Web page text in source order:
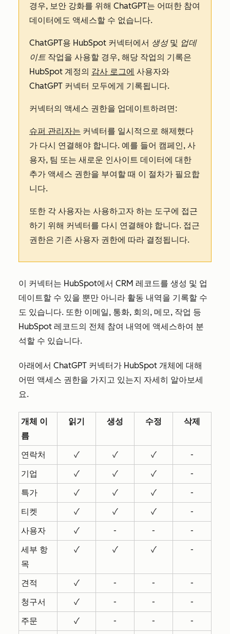
경우, 보안 강화를 위해 ChatGPT는 어떠한 참여
데이터에도 액세스할 수 없습니다.
ChatGPT용 HubSpot 커넥터에서 생성및 업데
이트 작업을 사용할 경우, 해당 작업의 기록은
HubSpot 계정의 감사 로그에 사용자와
ChatGPT 커넥터 모두에게 기록됩니다.
커넥터의 액세스 권한을 업데이트하려면:
슈퍼 관리자는 커넥터를 일시적으로 해제했다
가 다시 연결해야 합니다. 예를 들어 캠페인, 사
용자, 팀 또는 새로운 인사이트 데이터에 대한
추가 액세스 권한을 부여할 때 이 절차가 필요합
니다.
또한 각 사용자는 사용하고자 하는 도구에 접근
하기 위해 커넥터를 다시 연결해야 합니다. 접근
권한은 기존 사용자 권한에 따라 결정됩니다.
이 커넥터는 HubSpot에서 CRM 레코드를 생성 및 업
데이트할 수 있을 뿐만 아니라 활동 내역을 기록할 수
도 있습니다. 또한 이메일, 통화, 회의, 메모, 작업 등
HubSpot 레코드의 전체 참여 내역에 액세스하여 분
석할 수 있습니다.
아래에서 ChatGPT 커넥터가 HubSpot 개체에 대해
어떤 액세스 권한을 가지고 있는지 자세히 알아보세
요.
개체 이
름
읽기 생성 수정 삭제
연락처 ✓ ✓ ✓
-
기업
✓ ✓ ✓
-
특가
✓ ✓ ✓
-
티켓
✓ ✓ ✓
-
사용자
✓ - -
-
세부 항
목
✓ ✓ ✓ -
견적 ✓ - -
-
청구서
✓ - -
-
주문
✓ - -
-